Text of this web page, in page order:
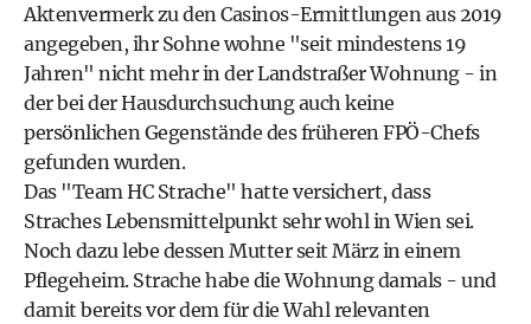
Aktenvermerk zu den Casinos-Ermittlungen aus 2019
angegeben, ihr Sohne wohne "seit mindestens 19
Jahren" nicht mehr in der Landstraßer Wohnung - in
der bei der Hausdurchsuchung auch keine
persönlichen Gegenstände des früheren FPÖ-Chefs
gefunden wurden.
Das "Team HC Strache" hatte versichert, dass
Straches Lebensmittelpunkt sehr wohl in Wien sei.
Noch dazu lebe dessen Mutter seit März in einem
Pflegeheim. Strache habe die Wohnung damals - und
damit bereits vor dem für die Wahl relevanten